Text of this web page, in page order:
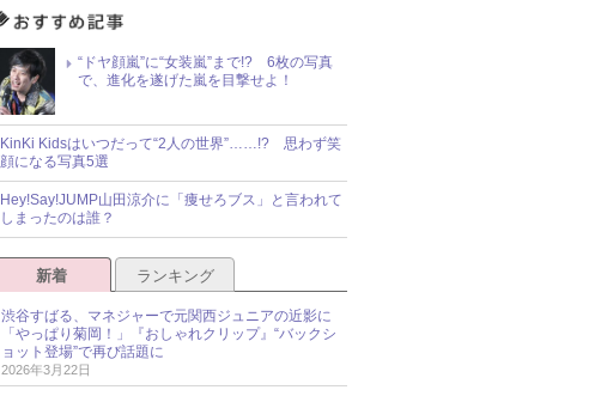
“ドヤ顔嵐”に“女装嵐”まで!? 6枚の写真
で、進化を遂げた嵐を目撃せよ！
KinKi Kidsはいつだって“2人の世界”……!? 思わず笑
顔になる写真5選
Hey!Say!JUMP山田涼介に「痩せろブス」と言われて
しまったのは誰？
新着 ランキング
渋谷すばる、マネジャーで元関西ジュニアの近影に
「やっぱり菊岡！」『おしゃれクリップ』“バックシ
ョット登場”で再び話題に
2026年3月22日